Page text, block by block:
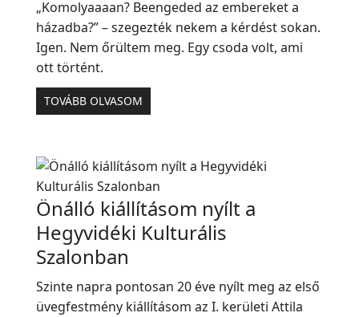
„Komolyaaaan? Beengeded az embereket a
házadba?” – szegezték nekem a kérdést sokan.
Igen. Nem őrültem meg. Egy csoda volt, ami
ott történt.
TOVÁBB OLVASOM
Önálló kiállításom nyílt a
Hegyvidéki Kulturális
Szalonban
Szinte napra pontosan 20 éve nyílt meg az első
üvegfestmény kiállításom az I. kerületi Attila